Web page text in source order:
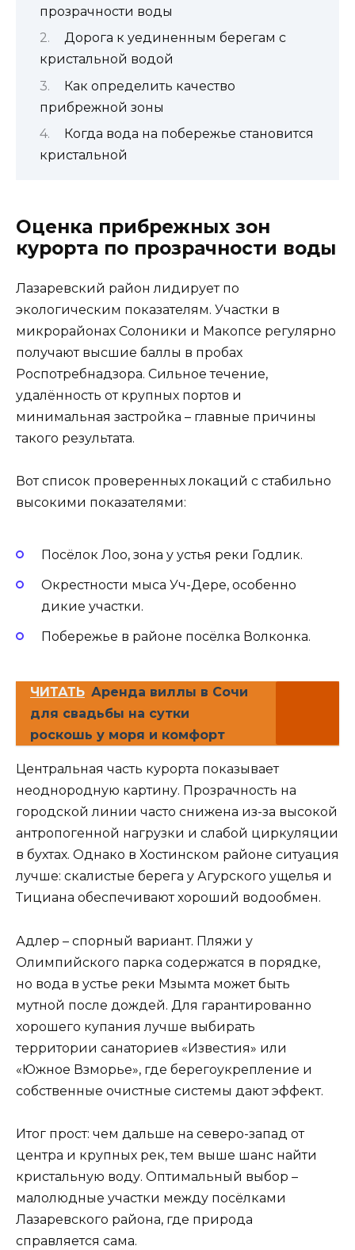
прозрачности воды
Дорога к уединенным берегам с
кристальной водой
Как определить качество
прибрежной зоны
Когда вода на побережье становится
кристальной
Оценка прибрежных зон
курорта по прозрачности воды
Лазаревский район лидирует по
экологическим показателям. Участки в
микрорайонах Солоники и Макопсе регулярно
получают высшие баллы в пробах
Роспотребнадзора. Сильное течение,
удалённость от крупных портов и
минимальная застройка – главные причины
такого результата.
Вот список проверенных локаций с стабильно
высокими показателями:
Посёлок Лоо, зона у устья реки Годлик.
Окрестности мыса Уч-Дере, особенно
дикие участки.
Побережье в районе посёлка Волконка.
ЧИТАТЬ Аренда виллы в Сочи
для свадьбы на сутки
роскошь у моря и комфорт
Центральная часть курорта показывает
неоднородную картину. Прозрачность на
городской линии часто снижена из-за высокой
антропогенной нагрузки и слабой циркуляции
в бухтах. Однако в Хостинском районе ситуация
лучше: скалистые берега у Агурского ущелья и
Тициана обеспечивают хороший водообмен.
Адлер – спорный вариант. Пляжи у
Олимпийского парка содержатся в порядке,
но вода в устье реки Мзымта может быть
мутной после дождей. Для гарантированно
хорошего купания лучше выбирать
территории санаториев «Известия» или
«Южное Взморье», где берегоукрепление и
собственные очистные системы дают эффект.
Итог прост: чем дальше на северо-запад от
центра и крупных рек, тем выше шанс найти
кристальную воду. Оптимальный выбор –
малолюдные участки между посёлками
Лазаревского района, где природа
справляется сама.